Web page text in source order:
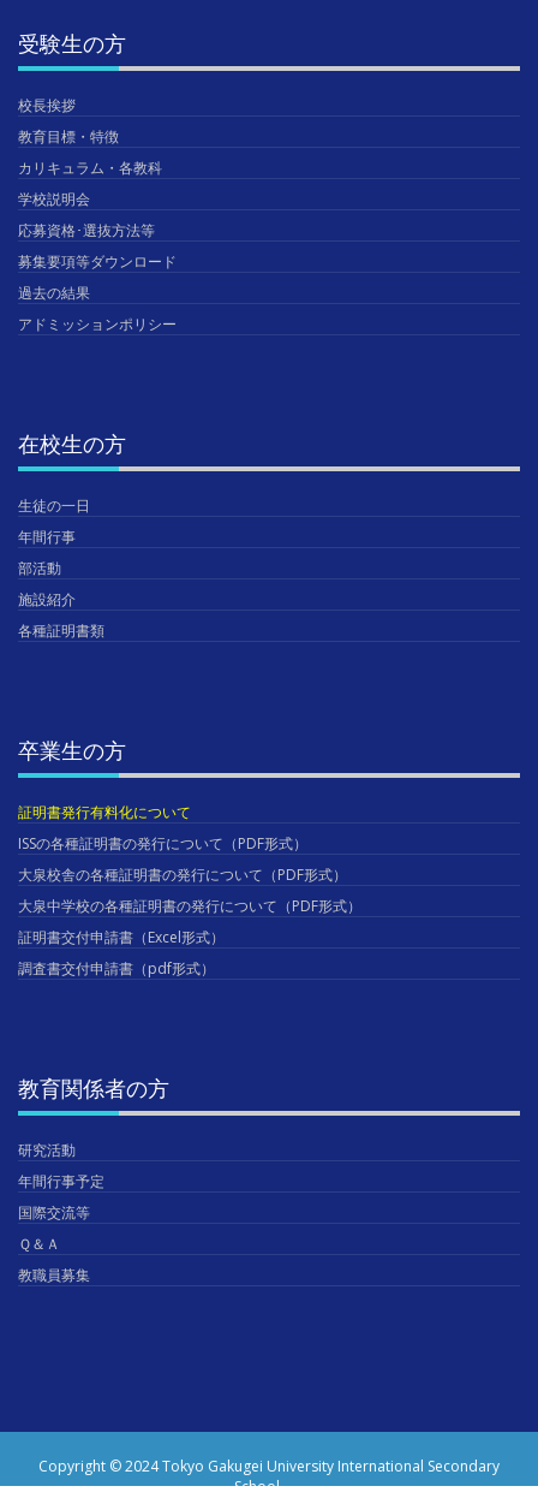
受験生の方
校長挨拶
教育目標・特徴
カリキュラム・各教科
学校説明会
応募資格･選抜方法等
募集要項等ダウンロード
過去の結果
アドミッションポリシー
在校生の方
生徒の一日
年間行事
部活動
施設紹介
各種証明書類
卒業生の方
証明書発行有料化について
ISSの各種証明書の発行について（PDF形式）
大泉校舎の各種証明書の発行について（PDF形式）
大泉中学校の各種証明書の発行について（PDF形式）
証明書交付申請書（Excel形式）
調査書交付申請書（pdf形式）
教育関係者の方
研究活動
年間行事予定
国際交流等
Ｑ＆Ａ
教職員募集
Copyright © 2024 Tokyo Gakugei University International Secondary
School.